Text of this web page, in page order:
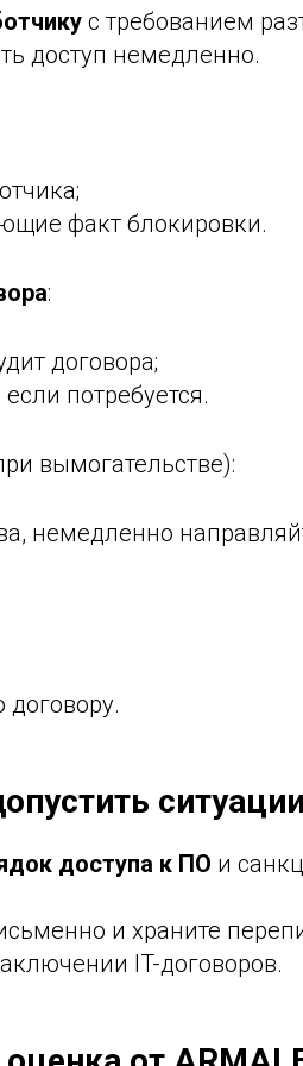
с требованием
доступ немедленно.
факт блокировки.
:
договора;
потребуется.
вымогательстве):
немедленно
доступа к ПО и
и храните
IT-договоров.